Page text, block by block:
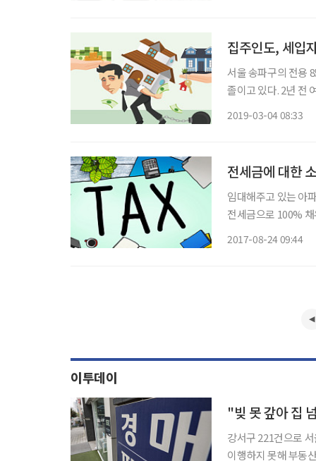
집주인도, 세입
서울 송파구의 전용
졸이고 있다. 2년 전
2019-03-04 08:33
전세금에 대한
임대해주고 있는 아
전세금으로 100%
2017-08-24 09:44
이투데이
"빚 못 갚아 집
강서구 221건으로 서울 전
이행하지 못해 부동